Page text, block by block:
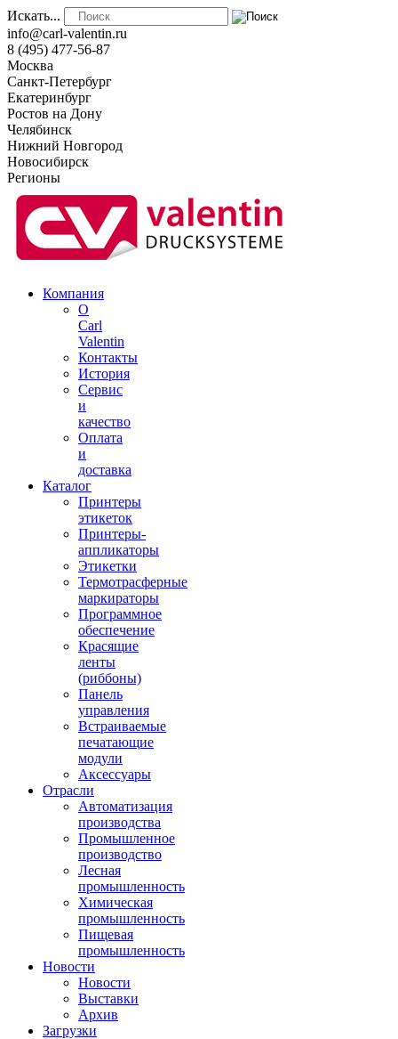
Искать...
info@carl-valentin.ru
8 (495) 477-56-87
Москва
Санкт-Петербург
Екатеринбург
Ростов на Дону
Челябинск
Нижний Новгород
Новосибирск
Регионы
Компания
О
Carl
Valentin
Контакты
История
Сервис
и
качество
Оплата
и
доставка
Каталог
Принтеры
этикеток
Принтеры-
аппликаторы
Этикетки
Термотрасферные
маркираторы
Программное
обеспечение
Красящие
ленты
(риббоны)
Панель
управления
Встраиваемые
печатающие
модули
Аксессуары
Отрасли
Автоматизация
производства
Промышленное
производство
Лесная
промышленность
Химическая
промышленность
Пищевая
промышленность
Новости
Новости
Выставки
Архив
Загрузки